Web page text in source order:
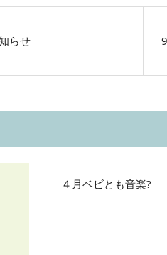
らせ
４月ベビとも音楽?